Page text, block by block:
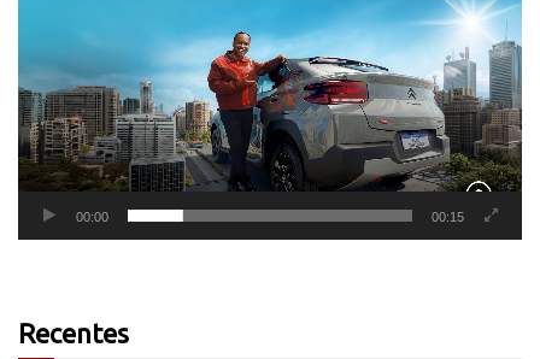
00:00 00:15
Recentes